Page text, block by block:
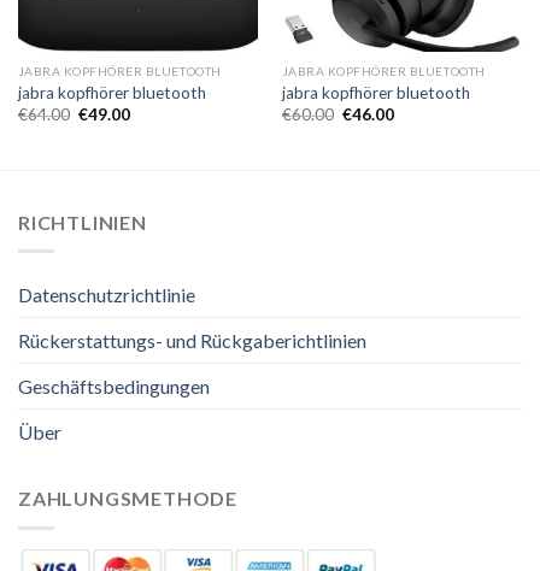
JABRA KOPFHÖRER BLUETOOTH
jabra kopfhörer bluetooth
€64.00 €49.00
JABRA KOPFHÖRER BLUETOOTH
jabra kopfhörer bluetooth
€60.00 €46.00
RICHTLINIEN
Datenschutzrichtlinie
Rückerstattungs- und Rückgaberichtlinien
Geschäftsbedingungen
Über
ZAHLUNGSMETHODE